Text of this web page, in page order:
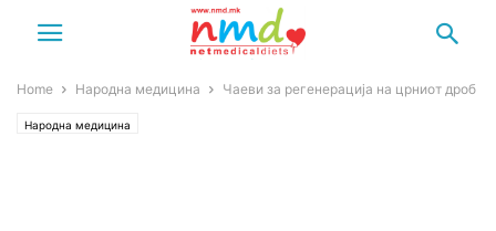
Home Народна медицина Чаеви за регенерација на црниот дроб
Народна медицина